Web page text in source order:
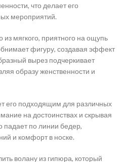
что делает его
мероприятий.
мягкого, приятного на ощупь
фигуру, создавая эффект
вырез подчеркивает
образу женственности и
его подходящим для различных
на достоинствах и скрывая
падает по линии бедер,
и комфорт в носке.
волану из гипюра, который